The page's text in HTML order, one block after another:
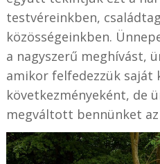
testvéreinkben,
közösségeinkben.
a nagyszerű meghívást,
amikor felfedezzük
következményeként, de
megváltott bennünket az